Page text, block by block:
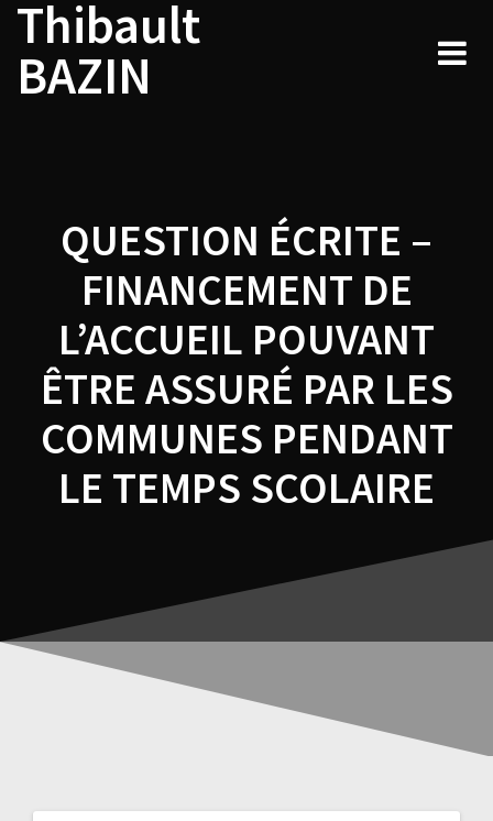
Skip
content
Thibault
BAZIN
QUESTION ÉCRITE –
FINANCEMENT DE
L’ACCUEIL POUVANT
ÊTRE ASSURÉ PAR LES
COMMUNES PENDANT
LE TEMPS SCOLAIRE
Navigation
de